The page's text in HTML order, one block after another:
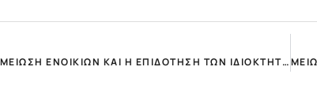
ΑΠ.ΒΕΣΥΡΟΠΟΥΛΟΣ: ΣΥΝΕΧΙΖΕΤΑΙ Η ΜΕΙΩΣΗ ΕΝΟΙΚΙΩΝ ΚΑΙ Η ΕΠΙΔΟΤΗΣΗ ΤΩΝ ΙΔΙΟΚΤΗΤΩΝ!